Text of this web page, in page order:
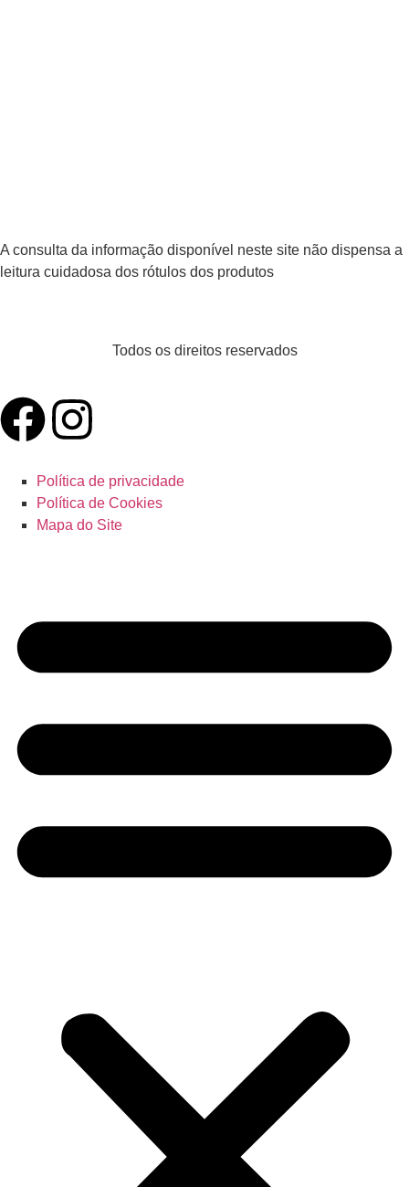
A consulta da informação disponível neste site não dispensa a
leitura cuidadosa dos rótulos dos produtos
Todos os direitos reservados
Política de privacidade
Política de Cookies
Mapa do Site